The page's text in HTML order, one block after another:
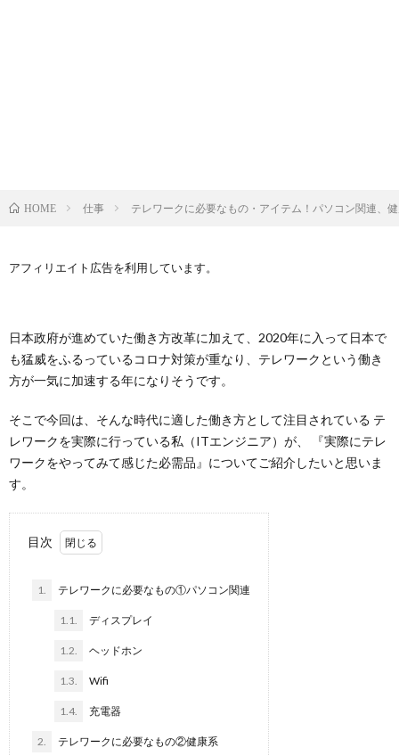
HOME 仕事 テレワークに必要なもの・アイテム！パソコン関連、
アフィリエイト広告を利用しています。
日本政府が進めていた働き方改革に加えて、2020年に入って日本で
も猛威をふるっているコロナ対策が重なり、テレワークという働き
方が一気に加速する年になりそうです。
そこで今回は、そんな時代に適した働き方として注目されている テ
レワークを実際に行っている私（ITエンジニア）が、 『実際にテレ
ワークをやってみて感じた必需品』についてご紹介したいと思いま
す。
目次
1. テレワークに必要なもの①パソコン関連
1.1. ディスプレイ
1.2. ヘッドホン
1.3. Wifi
1.4. 充電器
2. テレワークに必要なもの②健康系